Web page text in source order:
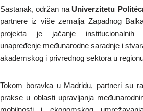
Sastanak, održan na Univerzitetu
partnere iz više zemalja Zapadnog
projekta je jačanje institucionalnih
unapređenje međunarodne saradnje i
akademskog i privrednog sektora u
Tokom boravka u Madridu, partneri su
prakse u oblasti upravljanja